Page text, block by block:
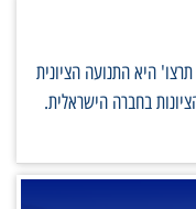
היא התנועה הציונית
בחברה הישראלית.